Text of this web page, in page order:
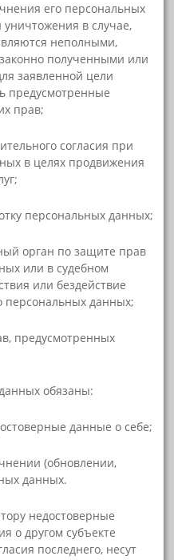
его персональных
в случае,
неполными,
полученными или
заявленной цели
предусмотренные
прав;
согласия при
в целях продвижения
персональных данных;
орган по защите прав
или в судебном
или бездействие
персональных данных;
предусмотренных
обязаны:
данные о себе;
(обновлении,
данных.
недостоверные
о другом субъекте
последнего, несут